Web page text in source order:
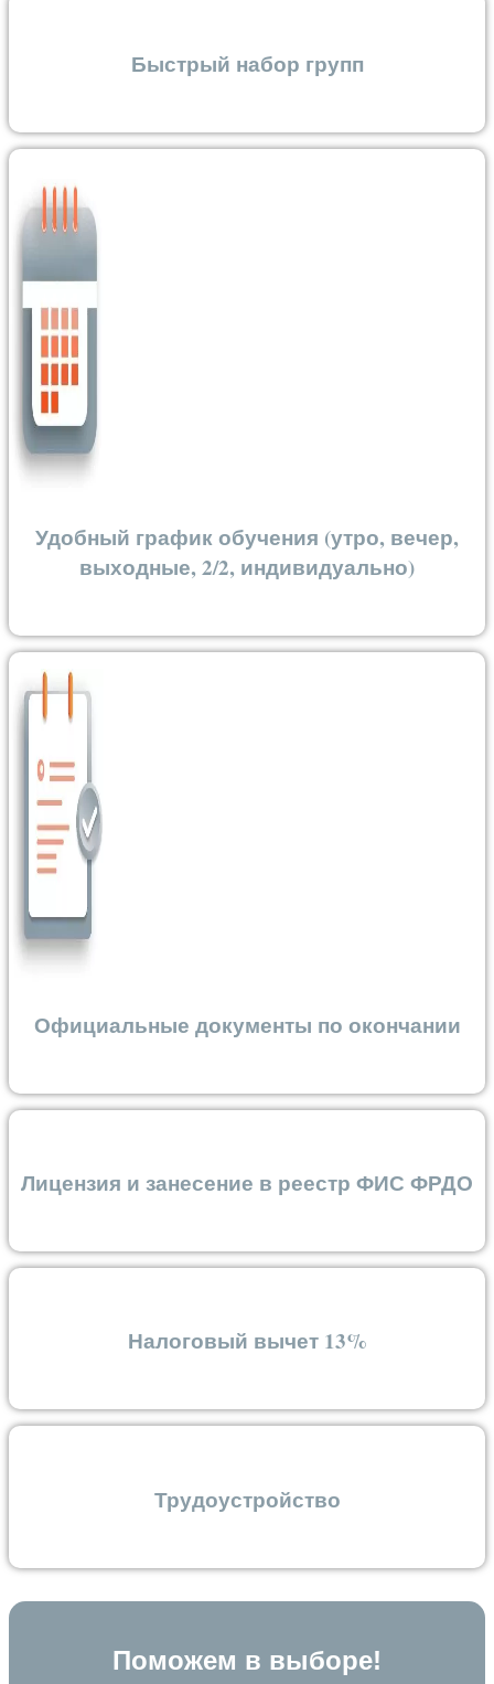
Быстрый набор групп
Удобный график обучения (утро, вечер,
выходные, 2/2, индивидуально)
Официальные документы по окончании
Лицензия и занесение в реестр ФИС ФРДО
Налоговый вычет 13%
Трудоустройство
Поможем в выборе!